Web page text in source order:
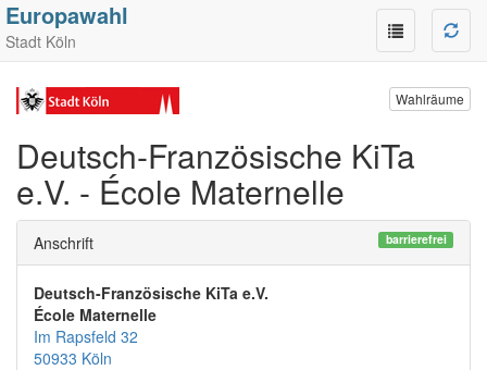
Europawahl
Stadt Köln
Wahlräume
Deutsch-Französische KiTa
e.V. - École Maternelle
Anschrift barrierefrei
Deutsch-Französische KiTa e.V.
École Maternelle
Im Rapsfeld 32
50933 Köln